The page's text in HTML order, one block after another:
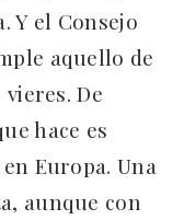
Y el Consejo
aquello de
De
hace es
Europa. Una
aunque con